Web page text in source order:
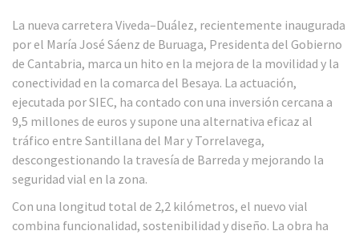
La nueva carretera Viveda–Duález, recientemente inaugurada
por el María José Sáenz de Buruaga, Presidenta del Gobierno
de Cantabria, marca un hito en la mejora de la movilidad y la
conectividad en la comarca del Besaya. La actuación,
ejecutada por SIEC, ha contado con una inversión cercana a
9,5 millones de euros y supone una alternativa eficaz al
tráfico entre Santillana del Mar y Torrelavega,
descongestionando la travesía de Barreda y mejorando la
seguridad vial en la zona.
Con una longitud total de 2,2 kilómetros, el nuevo vial
combina funcionalidad, sostenibilidad y diseño. La obra ha